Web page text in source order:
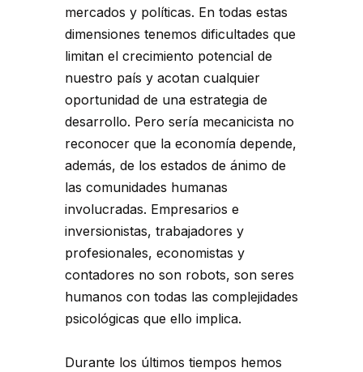
mercados y políticas. En todas estas
dimensiones tenemos dificultades que
limitan el crecimiento potencial de
nuestro país y acotan cualquier
oportunidad de una estrategia de
desarrollo. Pero sería mecanicista no
reconocer que la economía depende,
además, de los estados de ánimo de
las comunidades humanas
involucradas. Empresarios e
inversionistas, trabajadores y
profesionales, economistas y
contadores no son robots, son seres
humanos con todas las complejidades
psicológicas que ello implica.
Durante los últimos tiempos hemos